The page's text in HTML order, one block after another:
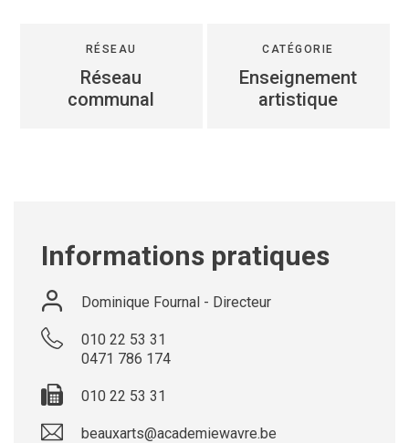
Nouvel habitant
Parent
Règlements communaux
Objets trouvés
RÉSEAU
Réseau
communal
CATÉGORIE
Enseignement
artistique
Informations pratiques
Dominique Fournal - Directeur
010 22 53 31
0471 786 174
010 22 53 31
beauxarts@academiewavre.be